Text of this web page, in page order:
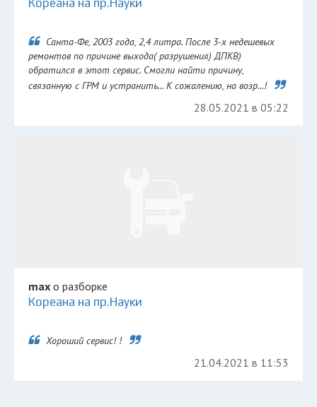
Кореана на пр.Науки
Санта-Фе, 2003 года, 2,4 литра. После 3-х недешевых
ремонтов по причине выхода( разрушения) ДПКВ)
обратился в этот сервис. Смогли найти причину,
связанную с ГРМ и устранить... К сожалению, на возр...!
28.05.2021 в 05:22
max о разборке
Кореана на пр.Науки
Хороший сервис! !
21.04.2021 в 11:53